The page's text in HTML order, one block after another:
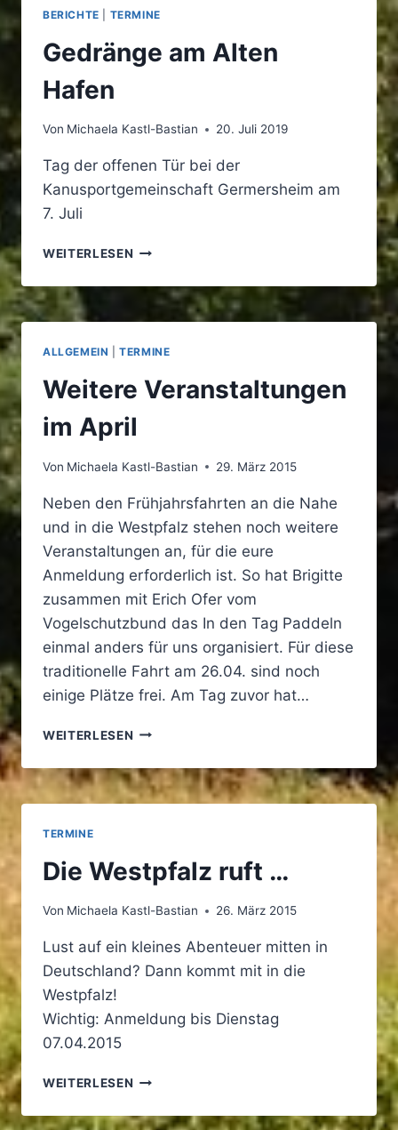
BERICHTE TERMINE
Gedränge am Alten
Hafen
Von Michaela Kastl-Bastian 20. Juli 2019
Tag der offenen Tür bei der
Kanusportgemeinschaft Germersheim am
7. Juli
WEITERLESEN GEDRÄNGE
ALTEN
HAFEN
ALLGEMEIN |TERMINE
Weitere Veranstaltungen
im April
Von Michaela Kastl-Bastian 29. März 2015
Neben den Frühjahrsfahrten an die Nahe
und in die Westpfalz stehen noch weitere
Veranstaltungen an, für die eure
Anmeldung erforderlich ist. So hat Brigitte
zusammen mit Erich Ofer vom
Vogelschutzbund das In den Tag Paddeln
einmal anders für uns organisiert. Für diese
traditionelle Fahrt am 26.04. sind noch
einige Plätze frei. Am Tag zuvor hat…
WEITERLESEN WEITERE
IM
APRIL
TERMINE
Die Westpfalz ruft …
Von Michaela Kastl-Bastian 26. März 2015
Lust auf ein kleines Abenteuer mitten in
Deutschland? Dann kommt mit in die
Westpfalz!
Wichtig: Anmeldung bis Dienstag
07.04.2015
WEITERLESEN DIE
RUFT